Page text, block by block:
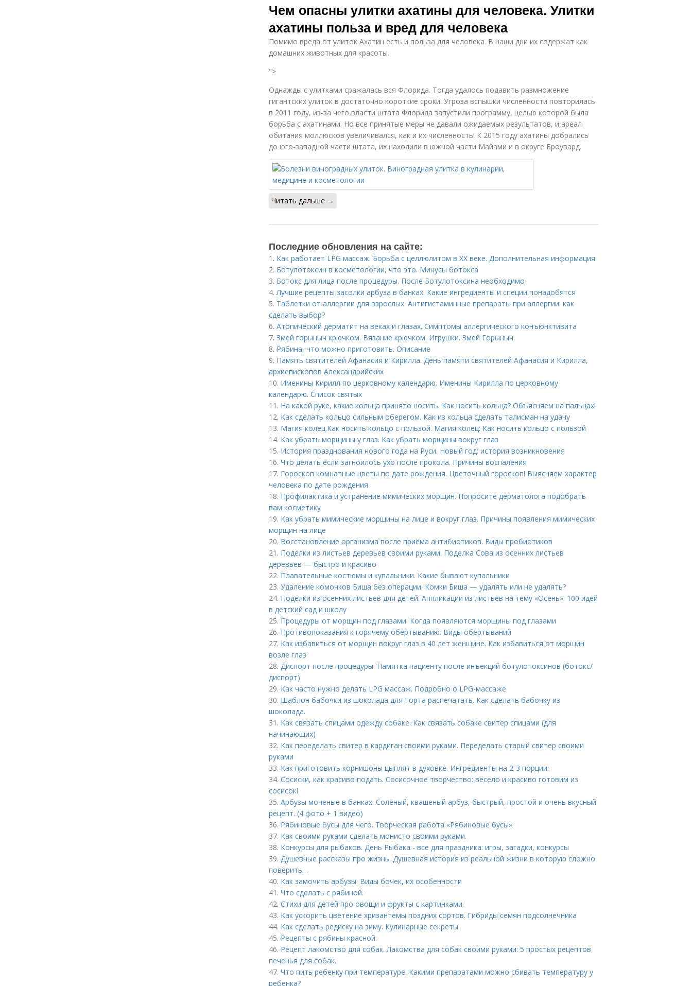
Чем опасны улитки ахатины для человека. Улитки
ахатины польза и вред для человека
Помимо вреда от улиток Ахатин есть и польза для человека. В наши дни их содержат как
домашних животных для красоты.
">
Однажды с улитками сражалась вся Флорида. Тогда удалось подавить размножение
гигантских улиток в достаточно короткие сроки. Угроза вспышки численности повторилась
в 2011 году, из-за чего власти штата Флорида запустили программу, целью которой была
борьба с ахатинами. Но все принятые меры не давали ожидаемых результатов, и ареал
обитания моллюсков увеличивался, как и их численность. К 2015 году ахатины добрались
до юго-западной части штата, их находили в южной части Майами и в округе Броувард.
Читать дальше →
Последние обновления на сайте:
1. Как работает LPG массаж. Борьба с целлюлитом в XX веке. Дополнительная информация
2. Ботулотоксин в косметологии, что это. Минусы ботокса
3. Ботокс для лица после процедуры. После Ботулотоксина необходимо
4.Лучшие рецепты засолки арбуза в банках. Какие ингредиенты и специи понадобятся
5. Таблетки от аллергии для взрослых. Антигистаминные препараты при аллергии: как
сделать выбор?
6. Атопический дерматит на веках и глазах. Симптомы аллергического конъюнктивита
7. Змей горыныч крючком. Вязание крючком. Игрушки. Змей Горыныч.
8. Рябина, что можно приготовить. Описание
9. Память святителей Афанасия и Кирилла. День памяти святителей Афанасия и Кирилла,
архиепископов Александрийских
10. Именины Кирилл по церковному календарю. Именины Кирилла по церковному
календарю. Список святых
11. На какой руке, какие кольца принято носить. Как носить кольца? Объясняем на пальцах!
12. Как сделать кольцо сильным оберегом. Как из кольца сделать талисман на удачу
13. Магия колец.Как носить кольцо с пользой. Магия колец: Как носить кольцо с пользой
14. Как убрать морщины у глаз. Как убрать морщины вокруг глаз
15. История празднования нового года на Руси. Новый год: история возникновения
16. Что делать если загноилось ухо после прокола. Причины воспаления
17. Гороскоп комнатные цветы по дате рождения. Цветочный гороскоп! Выясняем характер
человека по дате рождения
18. Профилактика и устранение мимических морщин. Попросите дерматолога подобрать
вам косметику
19. Как убрать мимические морщины на лице и вокруг глаз. Причины появления мимических
морщин на лице
20. Восстановление организма после приёма антибиотиков. Виды пробиотиков
21. Поделки из листьев деревьев своими руками. Поделка Сова из осенних листьев
деревьев — быстро и красиво
22. Плавательные костюмы и купальники. Какие бывают купальники
23. Удаление комочков Биша без операции. Комки Биша — удалять или не удалять?
24. Поделки из осенних листьев для детей. Аппликации из листьев на тему «Осень»: 100 идей
в детский сад и школу
25. Процедуры от морщин под глазами. Когда появляются морщины под глазами
26. Противопоказания к горячему обертыванию. Виды обёртываний
27. Как избавиться от морщин вокруг глаз в 40 лет женщине. Как избавиться от морщин
возле глаз
28. Диспорт после процедуры. Памятка пациенту после инъекций ботулотоксинов (ботокс/
диспорт)
29. Как часто нужно делать LPG массаж. Подробно о LPG-массаже
30. Шаблон бабочки из шоколада для торта распечатать. Как сделать бабочку из
шоколада.
31. Как связать спицами одежду собаке. Как связать собаке свитер спицами (для
начинающих)
32. Как переделать свитер в кардиган своими руками. Переделать старый свитер своими
руками
33. Как приготовить корнишоны цыплят в духовке. Ингредиенты на 2-3 порции:
34. Сосиски, как красиво подать. Сосисочное творчество: весело и красиво готовим из
сосисок!
35. Арбузы моченые в банках. Солёный, квашеный арбуз, быстрый, простой и очень вкусный
рецепт. (4 фото + 1 видео)
36. Рябиновые бусы для чего. Творческая работа «Рябиновые бусы»
37. Как своими руками сделать монисто своими руками.
38. Конкурсы для рыбаков. День Рыбака - все для праздника: игры, загадки, конкурсы
39. Душевные рассказы про жизнь. Душевная история из реальной жизни в которую сложно
поверить…
40. Как замочить арбузы. Виды бочек, их особенности
41. Что сделать с рябиной.
42. Стихи для детей про овощи и фрукты с картинками.
43. Как ускорить цветение хризантемы поздних сортов. Гибриды семян подсолнечника
44. Как сделать редиску на зиму. Кулинарные секреты
45. Рецепты с рябины красной.
46. Рецепт лакомство для собак. Лакомства для собак своими руками: 5 простых рецептов
печенья для собак.
47. Что пить ребенку при температуре. Какими препаратами можно сбивать температуру у
ребенка?